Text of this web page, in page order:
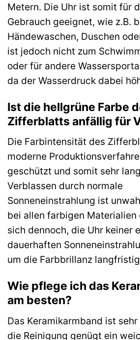
Metern. Die Uhr ist somit für
Gebrauch geeignet, wie z.B.
Händewaschen, Duschen
ist jedoch nicht zum
oder für andere
da der Wasserdruck dabei
Ist die hellgrüne Farbe
Zifferblatts anfällig für
Die Farbintensität des
moderne
geschützt und somit sehr
Verblassen durch normale
Sonneneinstrahlung ist
bei allen farbigen Materialien
sich dennoch, die Uhr keiner
dauerhaften
um die Farbbrillanz
Wie pflege ich das
am besten?
Das Keramikarmband ist
die Reinigung genügt ein